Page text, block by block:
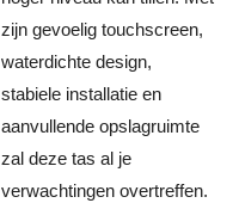
zijn gevoelig touchscreen,
waterdichte design,
stabiele installatie en
aanvullende opslagruimte
zal deze tas al je
verwachtingen overtreffen.